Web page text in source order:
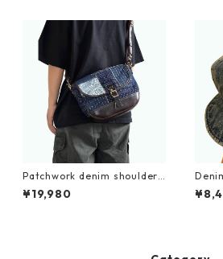
Patchwork denim shoulder
bag D0110
¥19,980